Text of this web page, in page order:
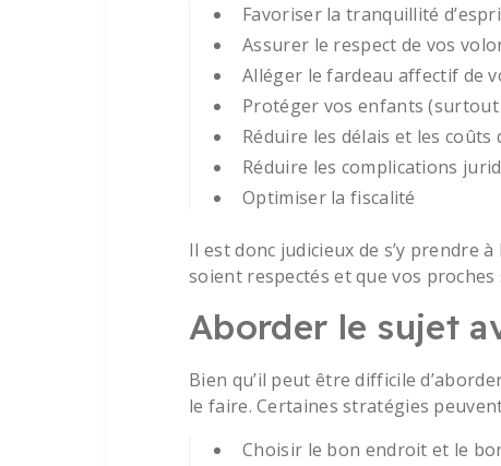
Favoriser la tranquillité
Assurer le respect de vos
Alléger le fardeau affectif de
Protéger vos enfants (surtout
Réduire les délais et les coûts
Réduire les complications
Optimiser la fiscalité
Il est donc judicieux de s’y prendre
soient respectés et que vos
Aborder le sujet
Bien qu’il peut être difficile
le faire. Certaines stratégies
Choisir le bon endroit et le